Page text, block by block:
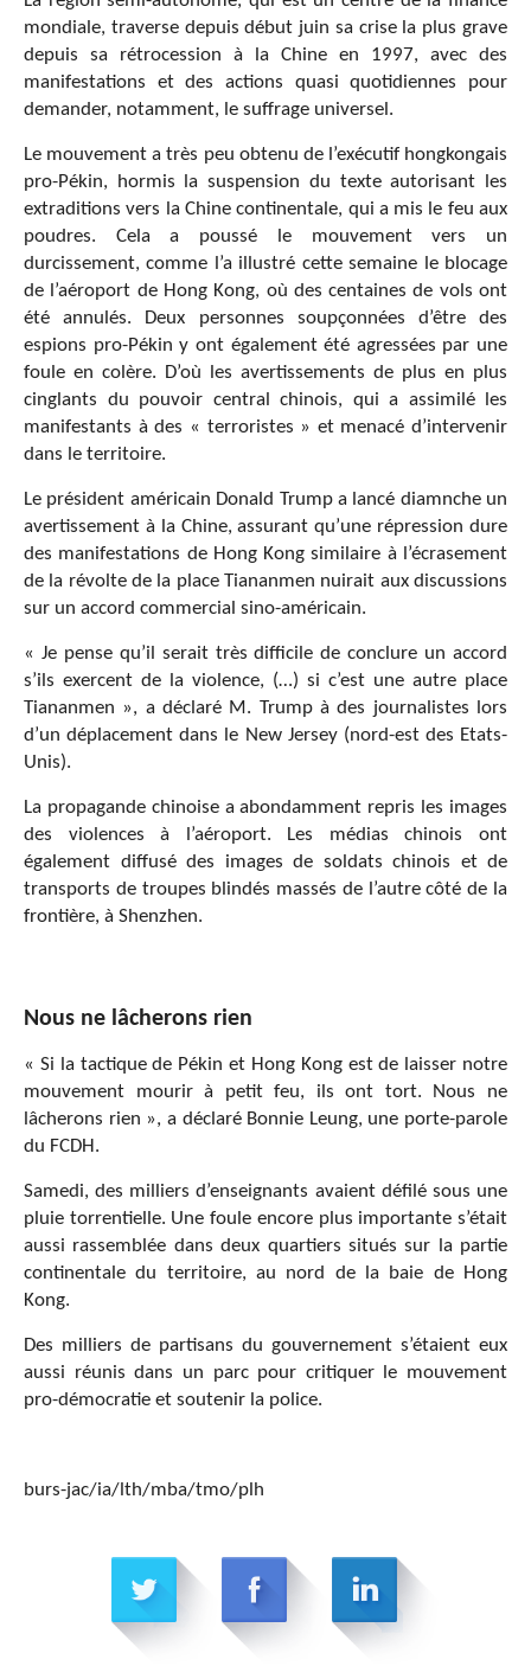
mondiale, traverse depuis début juin sa crise la plus grave
depuis sa rétrocession à la Chine en 1997, avec des
manifestations et des actions quasi quotidiennes pour
demander, notamment, le suffrage universel.
Le mouvement a très peu obtenu de l’exécutif hongkongais
pro-Pékin, hormis la suspension du texte autorisant les
extraditions vers la Chine continentale, qui a mis le feu aux
poudres. Cela a poussé le mouvement vers un
durcissement, comme l’a illustré cette semaine le blocage
de l’aéroport de Hong Kong, où des centaines de vols ont
été annulés. Deux personnes soupçonnées d’être des
espions pro-Pékin y ont également été agressées par une
foule en colère. D’où les avertissements de plus en plus
cinglants du pouvoir central chinois, qui a assimilé les
manifestants à des « terroristes » et menacé d’intervenir
dans le territoire.
Le président américain Donald Trump a lancé diamnche un
avertissement à la Chine, assurant qu’une répression dure
des manifestations de Hong Kong similaire à l’écrasement
de la révolte de la place Tiananmen nuirait aux discussions
sur un accord commercial sino-américain.
« Je pense qu’il serait très difficile de conclure un accord
s’ils exercent de la violence, (…) si c’est une autre place
Tiananmen », a déclaré M. Trump à des journalistes lors
d’un déplacement dans le New Jersey (nord-est des Etats-
Unis).
La propagande chinoise a abondamment repris les images
des violences à l’aéroport. Les médias chinois ont
également diffusé des images de soldats chinois et de
transports de troupes blindés massés de l’autre côté de la
frontière, à Shenzhen.
Nous ne lâcherons rien
« Si la tactique de Pékin et Hong Kong est de laisser notre
mouvement mourir à petit feu, ils ont tort. Nous ne
lâcherons rien », a déclaré Bonnie Leung, une porte-parole
du FCDH.
Samedi, des milliers d’enseignants avaient défilé sous une
pluie torrentielle. Une foule encore plus importante s’était
aussi rassemblée dans deux quartiers situés sur la partie
continentale du territoire, au nord de la baie de Hong
Kong.
Des milliers de partisans du gouvernement s’étaient eux
aussi réunis dans un parc pour critiquer le mouvement
pro-démocratie et soutenir la police.
burs-jac/ia/lth/mba/tmo/plh